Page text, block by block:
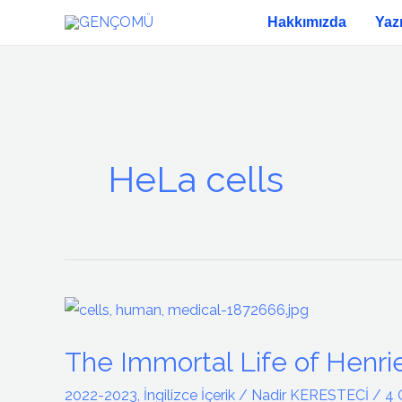
Hakkımızda
HeLa cells
The Immortal Life of
2022-2023, İngilizce İçerik / Nadir KERESTECİ / 4
The
Life